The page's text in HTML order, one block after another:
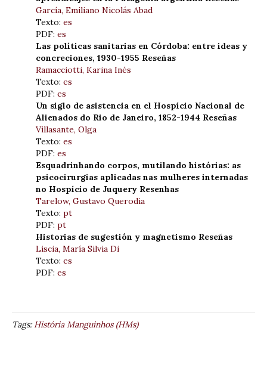
García, Emiliano Nicolás Abad
Texto: es
PDF: es
Las políticas sanitarias en Córdoba: entre ideas y
concreciones, 1930-1955 Reseñas
Ramacciotti, Karina Inés
Texto: es
PDF: es
Un siglo de asistencia en el Hospício Nacional de
Alienados do Rio de Janeiro, 1852-1944 Reseñas
Villasante, Olga
Texto: es
PDF: es
Esquadrinhando corpos, mutilando histórias: as
psicocirurgias aplicadas nas mulheres internadas
no Hospício de Juquery Resenhas
Tarelow, Gustavo Querodia
Texto: pt
PDF: pt
Historias de sugestión y magnetismo Reseñas
Liscia, María Silvia Di
Texto: es
PDF: es
Tags:História Manguinhos (HMs)